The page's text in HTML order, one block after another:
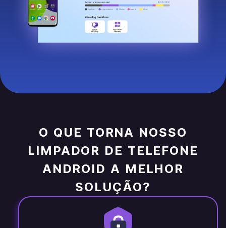
O QUE TORNA NOSSO
LIMPADOR DE TELEFONE
ANDROID A MELHOR
SOLUÇÃO?